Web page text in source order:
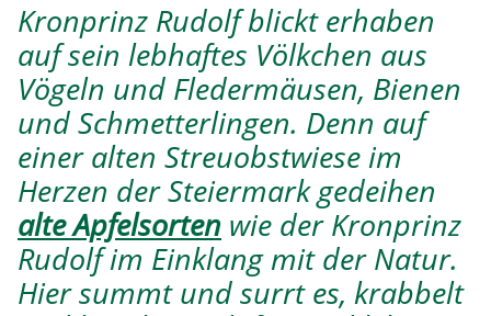
Kronprinz Rudolf blickt erhaben
auf sein lebhaftes Völkchen aus
Vögeln und Fledermäusen, Bienen
und Schmetterlingen. Denn auf
einer alten Streuobstwiese im
Herzen der Steiermark gedeihen
alte Apfelsorten wie der Kronprinz
Rudolf im Einklang mit der Natur.
Hier summt und surrt es, krabbelt